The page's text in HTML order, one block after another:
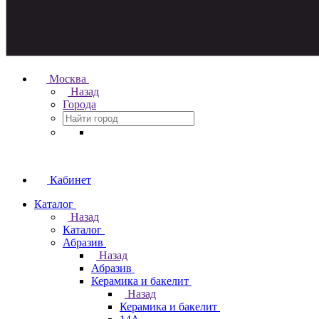
Москва
Назад
Города
Кабинет
Каталог
Назад
Каталог
Абразив
Назад
Абразив
Керамика и бакелит
Назад
Керамика и бакелит